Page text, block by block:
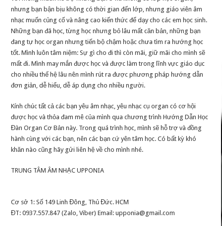
nhưng bạn bận bịu không có thời gian đến lớp, nhưng giáo viên âm
nhạc muốn củng cố và nâng cao kiến thức để dạy cho các em học sinh.
Những bạn đã học, từng học nhưng bỏ lâu mất căn bản, những bạn
đang tự học organ nhưng tiến bộ chậm hoặc chưa tìm ra hướng học
tốt. Mình luôn tâm niệm: Sự gì cho đi thì còn mãi, giữ mãi cho mình sẽ
mất đi. Mình may mắn được học và được làm trong lĩnh vực giáo dục
cho nhiều thế hệ lâu nên mình rút ra được phương pháp hướng dẫn
đơn giản, dễ hiểu, dễ áp dụng cho nhiều người.
Kính chúc tất cả các bạn yêu âm nhạc, yêu nhạc cụ organ có cơ hội
được học và thỏa đam mê của mình qua chương trình Hướng Dẫn Học
Đàn Organ Cơ Bản này. Trong quá trình học, mình sẽ hỗ trợ và đồng
hành cùng với các bạn, nên các bạn cứ yên tâm học. Có bất kỳ khó
khăn nào cũng hãy gửi liên hệ về cho mình nhé.
TRUNG TÂM ÂM NHẠC UPPONIA
Cơ sở 1: Số 149 Linh Đông, Thủ Đức. HCM
ĐT: 0937.557.847 (Zalo, Viber) Email: upponia@gmail.com